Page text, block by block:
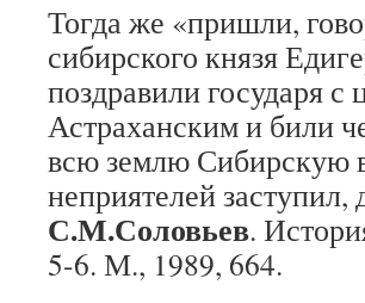
Тогда же «пришли,
сибирского князя
поздравили государя
Астраханским и били
всю землю Сибирскую
неприятелей
С.М.Соловьев.
5-6. М., 1989, 664.